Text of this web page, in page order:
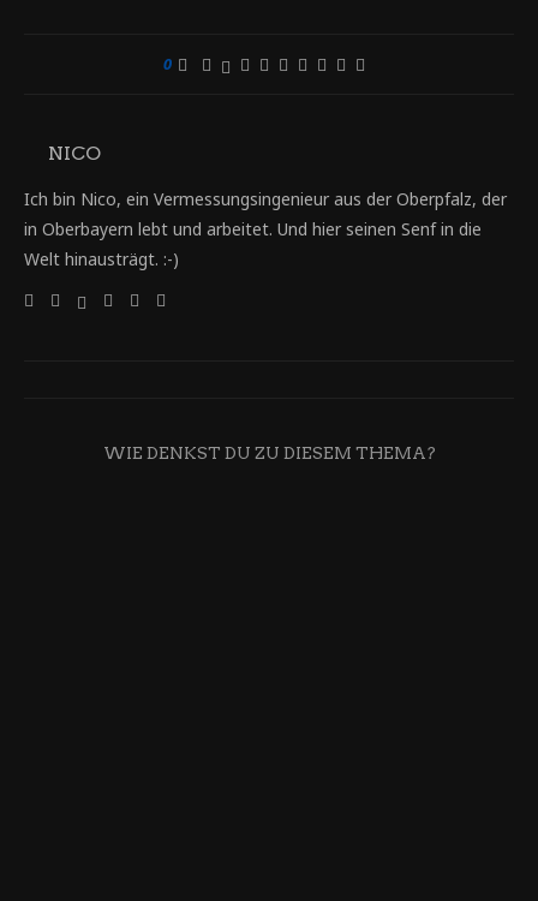
0
NICO
Ich bin Nico, ein Vermessungsingenieur aus der Oberpfalz, der
in Oberbayern lebt und arbeitet. Und hier seinen Senf in die
Welt hinausträgt. :-)
WIE DENKST DU ZU DIESEM THEMA?